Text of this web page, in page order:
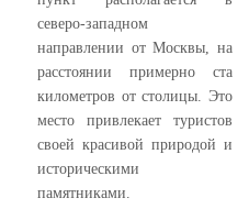
северо-западном
направлении от Москвы, на
расстоянии примерно ста
километров от столицы. Это
место привлекает туристов
своей красивой природой и
историческими
памятниками.